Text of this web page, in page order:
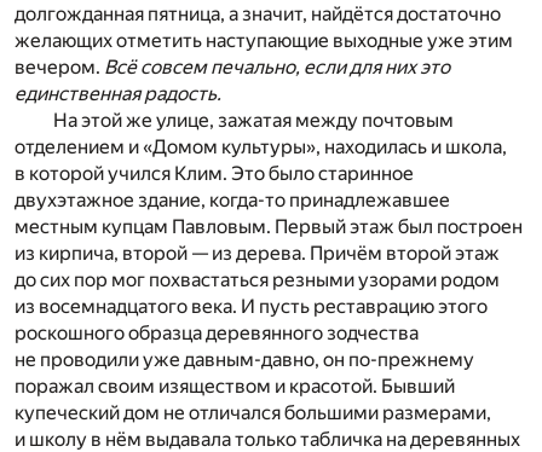
долгожданная пятница, а значит, найдётся достаточно
желающих отметить наступающие выходные уже этим
вечером. Всё совсем печально, если для них это
единственная радость.
На этой же улице, зажатая между почтовым
отделением и «Домом культуры», находилась и школа,
в которой учился Клим. Это было старинное
двухэтажное здание, когда-то принадлежавшее
местным купцам Павловым. Первый этаж был построен
из кирпича, второй — из дерева. Причём второй этаж
до сих пор мог похвастаться резными узорами родом
из восемнадцатого века. И пусть реставрацию этого
роскошного образца деревянного зодчества
не проводили уже давным-давно, он по-прежнему
поражал своим изяществом и красотой. Бывший
купеческий дом не отличался большими размерами,
и школу в нём выдавала только табличка на деревянных